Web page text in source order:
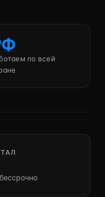
по всей